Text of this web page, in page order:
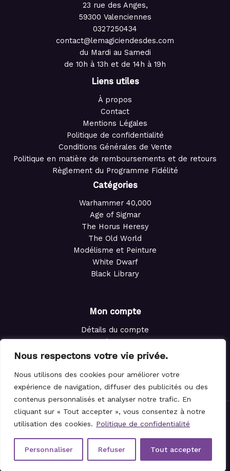
Nous respectons votre vie privée.
Nous utilisons des cookies pour améliorer votre
expérience de navigation, diffuser des publicités ou des
contenus personnalisés et analyser notre trafic. En
cliquant sur « Tout accepter », vous consentez à notre
utilisation des cookies. Politique de confidentialité
Personnaliser Refuser Tout accepter
23 rue des Anges,
59300 Valenciennes
0327250434
contact@lemagiciendesdes.com
du Mardi au Samedi
de 10h à 13h et de 14h à 19h
Liens utiles
À propos
Contact
Mentions Légales
Politique de confidentialité
Conditions Générales de Vente
Politique en matière de remboursements et de retours
Règlement du Programme Fidélité
Catégories
Warhammer 40,000
Age of Sigmar
The Horus Heresy
The Old World
Modélisme et Peinture
White Dwarf
Black Library
Mon compte
Détails du compte
Adresses
Commandes
Panier
© 2021-2026 Le Magicien des Dés.